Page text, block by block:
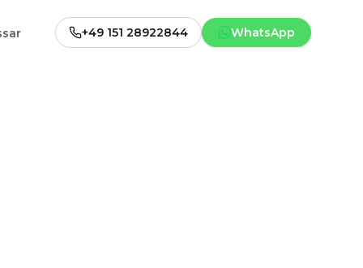
+49 151 28922844 WhatsApp